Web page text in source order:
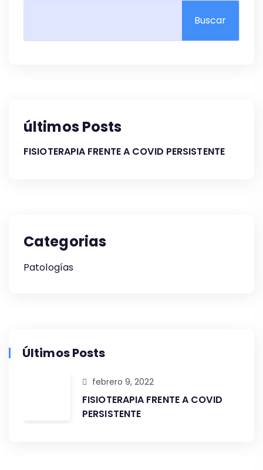
Buscar
últimos Posts
FISIOTERAPIA FRENTE A COVID PERSISTENTE
Categorias
Patologías
Últimos Posts
FISIOTERAPIA FRENTE A COVID
PERSISTENTE
febrero 9, 2022